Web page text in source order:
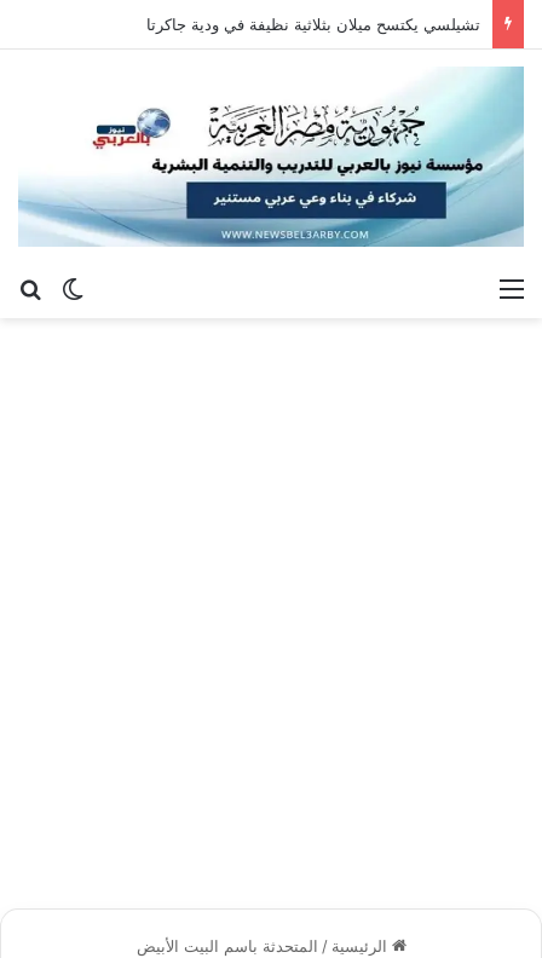
تشيلسي يكتسح ميلان بثلاثية نظيفة في ودية جاكرتا
الوضع القائمة
الرئيسية / المتحدثة باسم البيت الأبيض